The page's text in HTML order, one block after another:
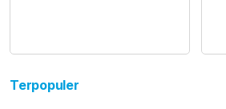
Terpopuler